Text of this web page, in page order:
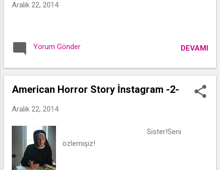
Aralık 22, 2014
Yorum Gönder DEVAMI
American Horror Story İnstagram -2-
Aralık 22, 2014
Sister!Seni
özlemişiz!